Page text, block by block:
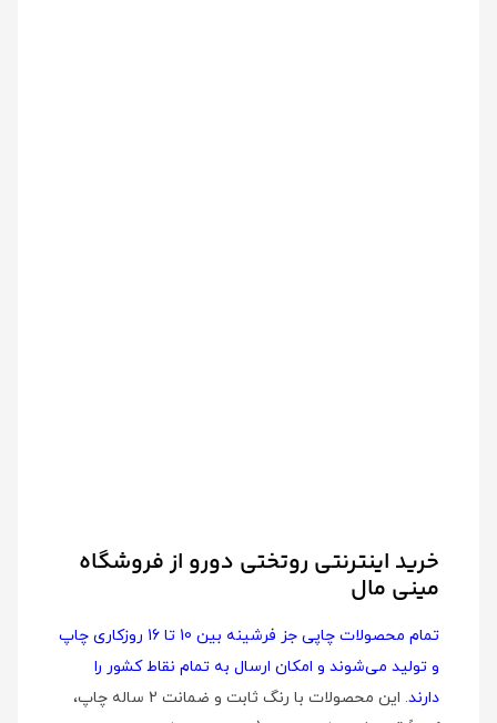
خرید اینترنتی روتختی دورو از فروشگاه
مینی مال
تمام محصولات چاپی جز فرشینه بین 10 تا 16 روزکاری چاپ
و تولید می‌شوند و امکان ارسال به تمام نقاط کشور را
دارند
. این محصولات با رنگ ثابت و ضمانت 2 ساله چاپ،